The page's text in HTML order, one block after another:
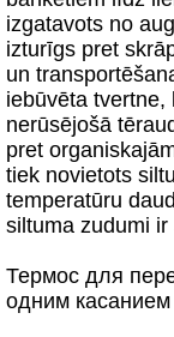
izgatavots no
izturīgs pret
un
iebūvēta
nerūsējošā
pret
tiek novietots
temperatūru
siltuma zudumi
Термос для
одним